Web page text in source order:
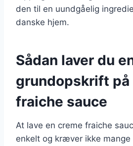
den til en uundgåelig
danske hjem.
Sådan laver du
grundopskrift på
fraiche sauce
At lave en creme fraiche
enkelt og kræver ikke mange